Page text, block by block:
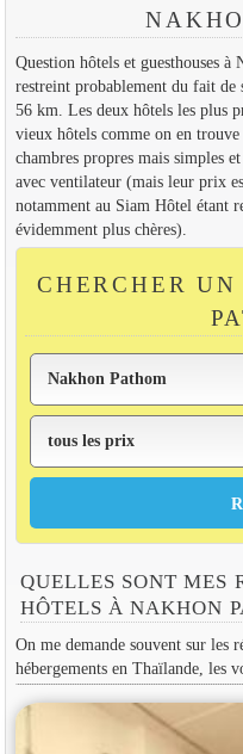
Question hôtels et guesthouses à
restreint probablement du fait
56 km. Les deux hôtels les plus
vieux hôtels comme on en trouve
chambres propres mais simples
avec ventilateur (mais leur prix
notamment au Siam Hôtel étant
évidemment plus chères).
CHERCHER
QUELLES SONT MES
HÔTELS À NAKHON
On me demande souvent sur les
hébergements en Thaïlande, les